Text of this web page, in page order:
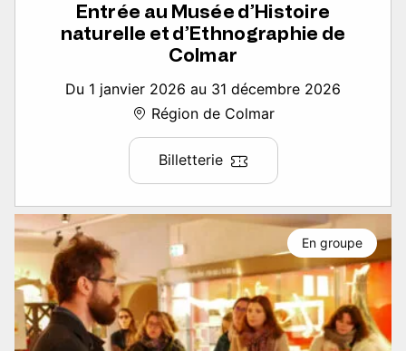
Entrée au Musée d’Histoire
naturelle et d’Ethnographie de
Colmar
Du 1 janvier 2026 au 31 décembre 2026
Région de Colmar
Billetterie
En groupe